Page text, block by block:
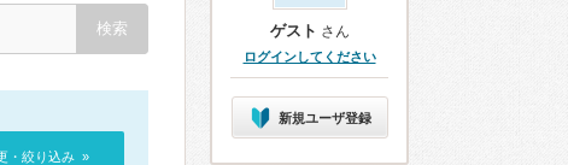
・絞り込み »
ゲスト さん
ログインしてください
新規ユーザ登録